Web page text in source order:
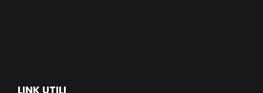
LINK UTILI